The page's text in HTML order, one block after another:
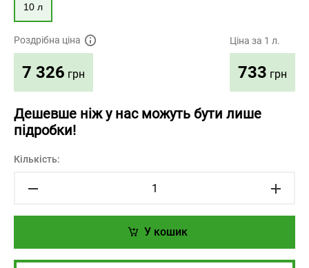
10 л
Роздрібна ціна
7 326 грн
Ціна за 1 л.
733 грн
Дешевше ніж у нас можуть бути лише
підробки!
Кількість:
У кошик